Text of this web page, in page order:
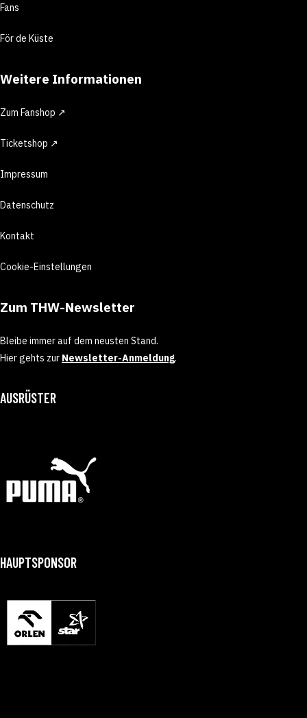
Fans
För de Küste
Weitere Informationen
Zum Fanshop ↗
Ticketshop ↗
Impressum
Datenschutz
Kontakt
Cookie-Einstellungen
Zum THW-Newsletter
Bleibe immer auf dem neusten Stand.
Hier gehts zur Newsletter-Anmeldung.
AUSRÜSTER
HAUPTSPONSOR